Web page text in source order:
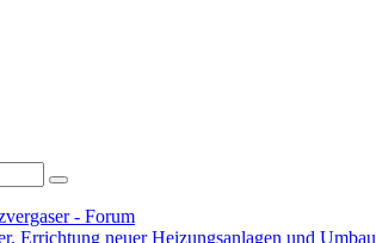
- Forum
Errichtung neuer Heizungsanlagen und